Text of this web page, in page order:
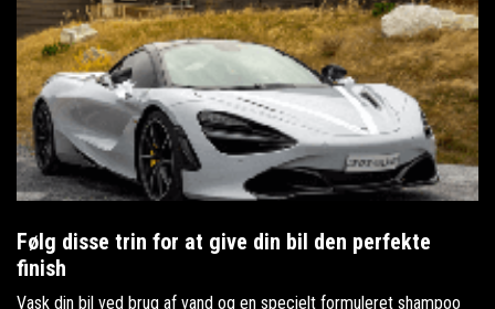
Følg disse trin for at give din bil den perfekte
finish
Vask din bil ved brug af vand og en specielt formuleret shampoo